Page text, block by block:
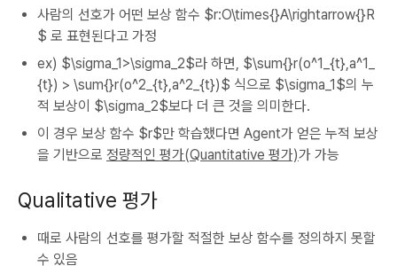
사람의 선호가 어떤 보상 함수 $r:O\times{}A\rightarrow{}R
$ 로 표현된다고 가정
ex) $\sigma_1>\sigma_2$라 하면, $\sum{}r(o^1_{t},a^1_
{t}) > \sum{}r(o^2_{t},a^2_{t})$ 식으로 $\sigma_1$의 누
적 보상이 $\sigma_2$보다 더 큰 것을 의미한다.
이 경우 보상 함수 $r$만 학습했다면 Agent가 얻은 누적 보상
을 기반으로 정량적인 평가(Quantitative 평가)가 가능
Qualitative 평가
때로 사람의 선호를 평가할 적절한 보상 함수를 정의하지 못할
수 있음